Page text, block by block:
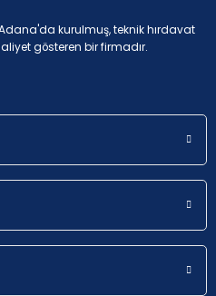
Adana'da kurulmuş, teknik hırdavat
gösteren bir firmadır.